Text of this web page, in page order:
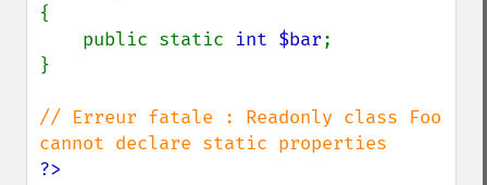
{
    public static
int $bar;
}
// Erreur fatale : Readonly class Foo
?>